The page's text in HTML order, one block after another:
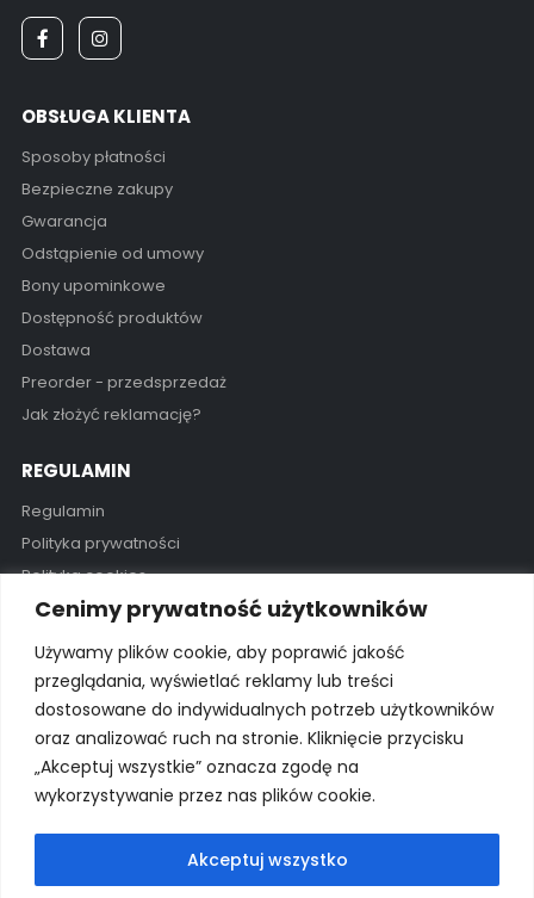
Cenimy prywatność użytkowników
Używamy plików cookie, aby poprawić jakość
przeglądania, wyświetlać reklamy lub treści
dostosowane do indywidualnych potrzeb użytkowników
oraz analizować ruch na stronie. Kliknięcie przycisku
„Akceptuj wszystkie” oznacza zgodę na
wykorzystywanie przez nas plików cookie.
Akceptuj wszystko
OBSŁUGA KLIENTA
Sposoby płatności
Bezpieczne zakupy
Gwarancja
Odstąpienie od umowy
Bony upominkowe
Dostępność produktów
Dostawa
Preorder - przedsprzedaż
Jak złożyć reklamację?
REGULAMIN
Regulamin
Polityka prywatności
Polityka cookies
Pon - Pią / 11:00 - 19:00
Polskę: proSurf Paweł Giżowski